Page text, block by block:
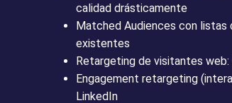
calidad drásticamente
Matched Audiences con listas
existentes
Retargeting de visitantes web:
Engagement retargeting
LinkedIn